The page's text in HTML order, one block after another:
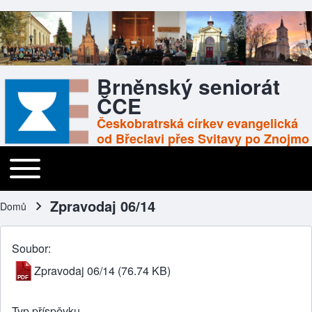
Brněnský seniorát
ČCE
Českobratrská církev evangelická
od Břeclavi přes Svitavy po Znojmo
Main navigation
Toggle main menu
Drobečková navigace
Domů Zpravodaj 06/14
Soubor
Zpravodaj 06/14 (76.74 KB)